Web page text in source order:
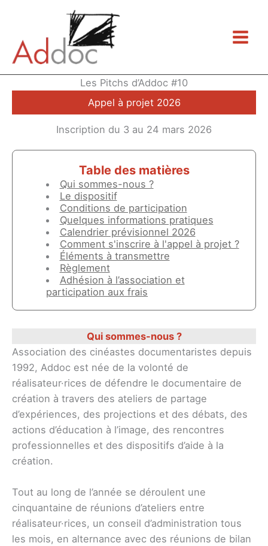
contenu
Les Pitchs d’Addoc #10
Appel à projet 2026
Inscription du 3 au 24 mars 2026
Table des matières
Qui sommes-nous ?
Le dispositif
Conditions de participation
Quelques informations pratiques
Calendrier prévisionnel 2026
Comment s'inscrire à l'appel à projet ?
Éléments à transmettre
Règlement
Adhésion à l’association et
participation aux frais
Qui sommes-nous ?
Association des cinéastes documentaristes depuis
1992, Addoc est née de la volonté de
réalisateur·rices de défendre le documentaire de
création à travers des ateliers de partage
d’expériences, des projections et des débats, des
actions d’éducation à l’image, des rencontres
professionnelles et des dispositifs d’aide à la
création.
Tout au long de l’année se déroulent une
cinquantaine de réunions d’ateliers entre
réalisateur·rices, un conseil d’administration tous
les mois, en alternance avec des réunions de bilan